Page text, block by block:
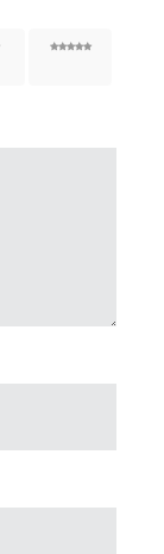
5 z 5